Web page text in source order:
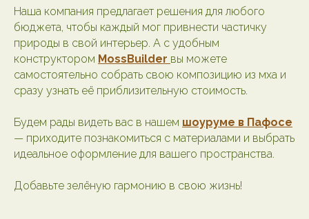
Наша компания предлагает решения для любого
бюджета, чтобы каждый мог привнести частичку
природы в свой интерьер. А с удобным
конструктором MossBuilder вы можете
самостоятельно собрать свою композицию из мха и
сразу узнать её приблизительную стоимость.
Будем рады видеть вас в нашем шоуруме в Пафосе
— приходите познакомиться с материалами и выбрать
идеальное оформление для вашего пространства.
Добавьте зелёную гармонию в свою жизнь!